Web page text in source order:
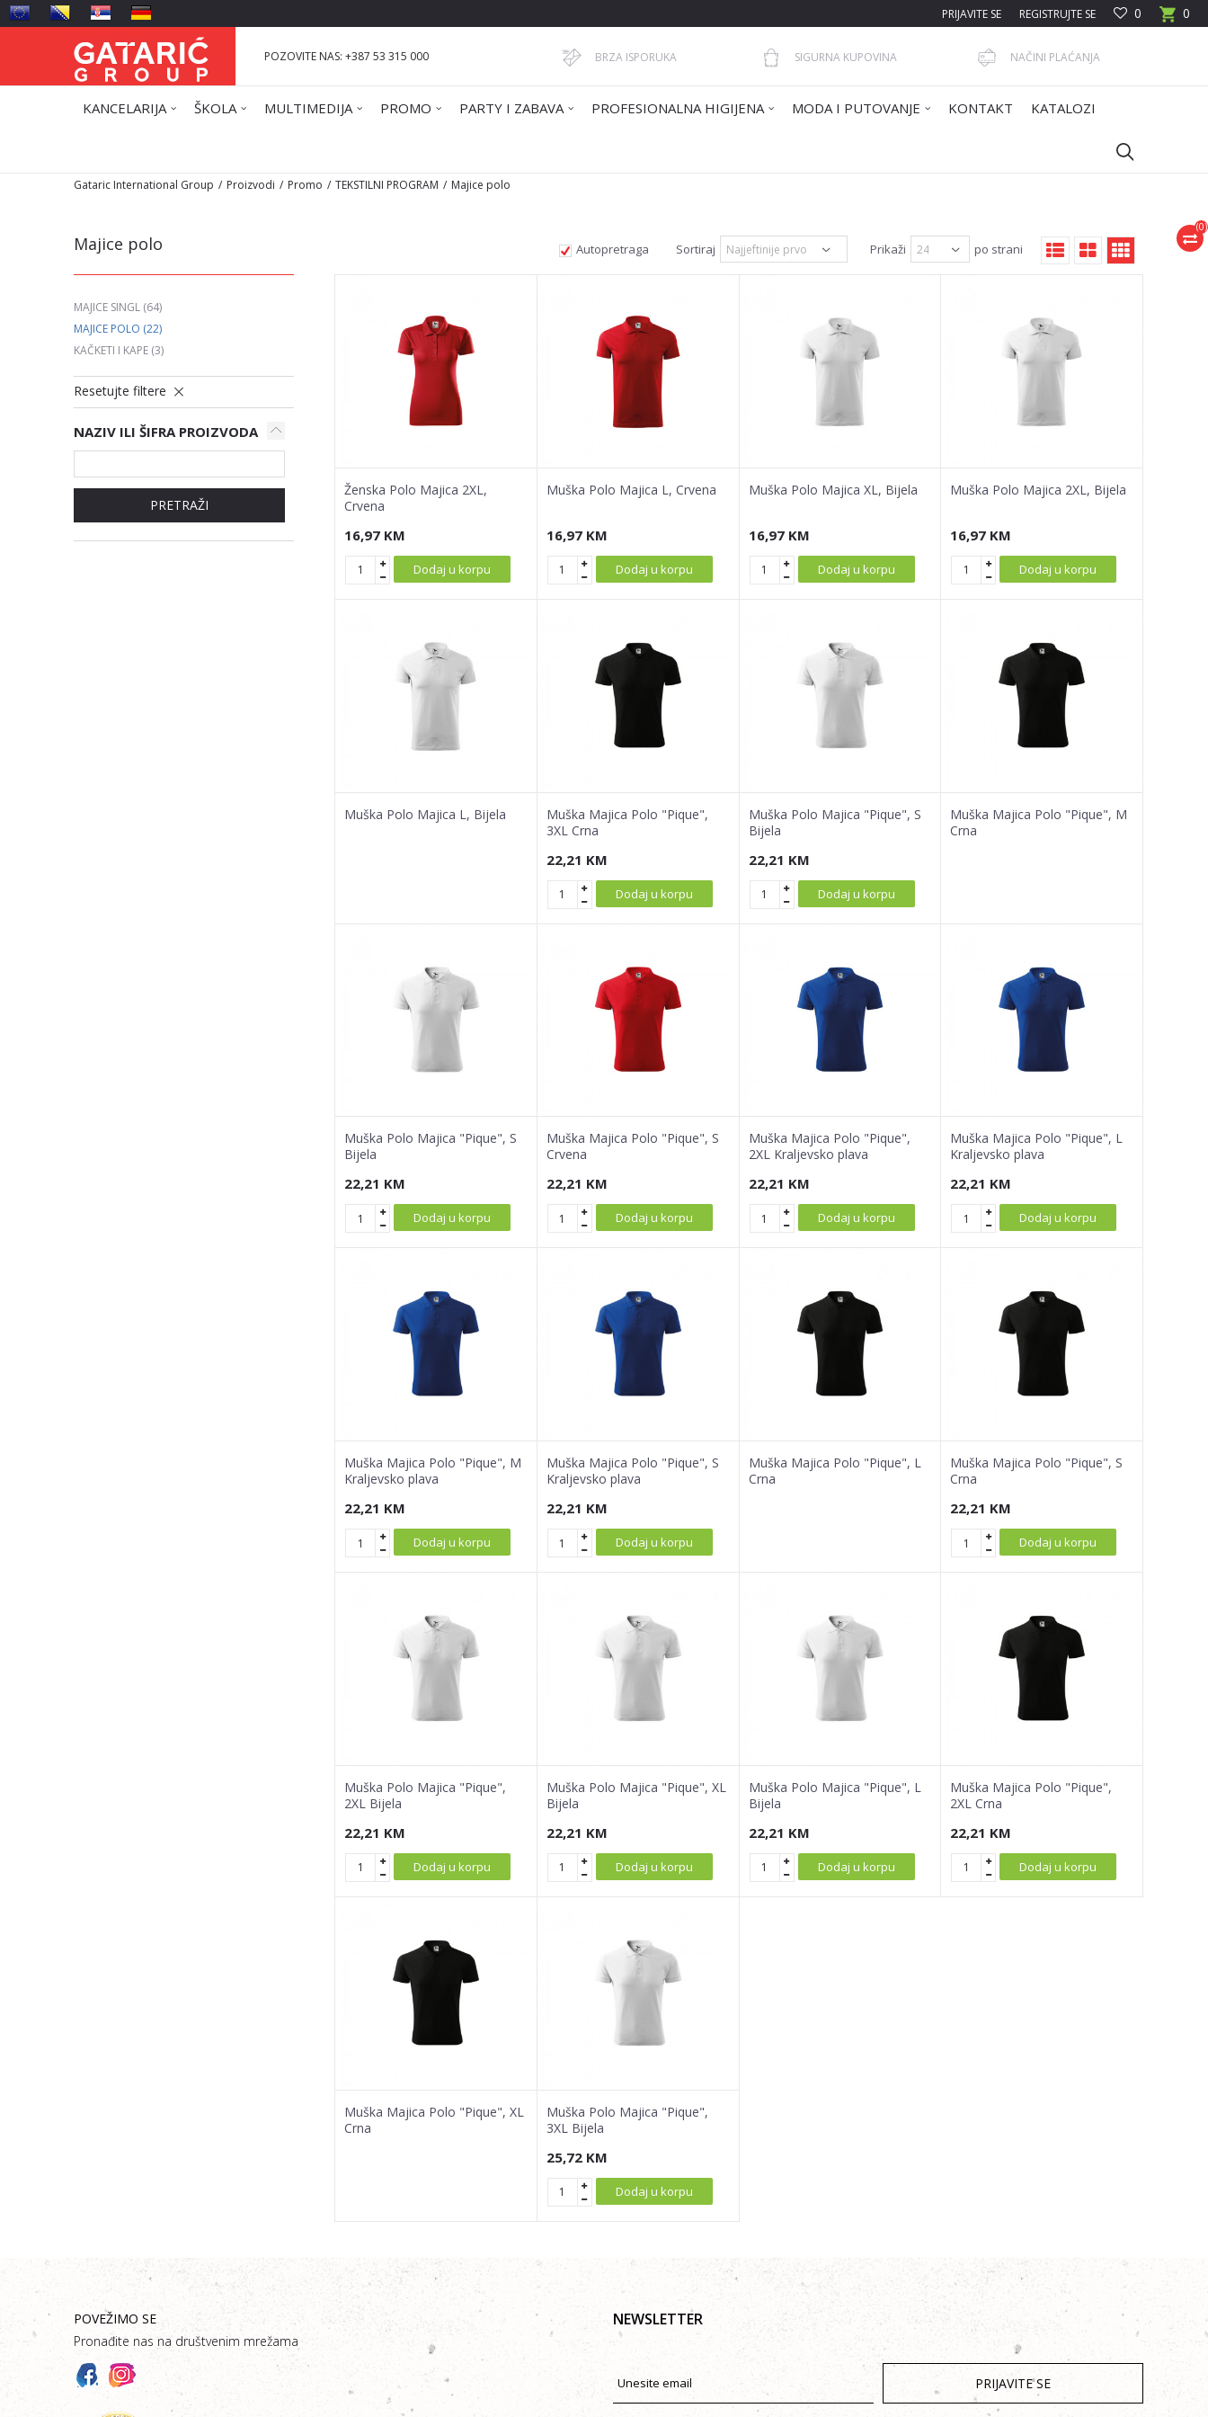
0
0
PRIJAVITE SE REGISTRUJTE SE
POZOVITE NAS: +387 53 315 000 BRZA ISPORUKA SIGURNA KUPOVINA NAČINI PLAĆANJA
KANCELARIJA ŠKOLA MULTIMEDIJA PROMO PARTY I ZABAVA PROFESIONALNA HIGIJENA MODA I PUTOVANJE KONTAKT KATALOZI
(0)
Gataric International Group Proizvodi Promo TEKSTILNI PROGRAM Majice polo
Majice polo Autopretraga Sortiraj Prikaži po strani
MAJICE SINGL (64)
MAJICE POLO (22)
KAČKETI I KAPE (3)
Resetujte filtere
NAZIV ILI ŠIFRA PROIZVODA
PRETRAŽI
Ženska Polo Majica 2XL,
Crvena
16,97 KM
Dodaj u korpu
Muška Polo Majica L, Crvena
16,97 KM
Dodaj u korpu
Muška Polo Majica XL, Bijela
16,97 KM
Dodaj u korpu
Muška Polo Majica 2XL, Bijela
16,97 KM
Dodaj u korpu
Muška Polo Majica L, Bijela
Muška Majica Polo "Pique",
3XL Crna
22,21 KM
Dodaj u korpu
Muška Polo Majica "Pique", S
Bijela
22,21 KM
Dodaj u korpu
Muška Majica Polo "Pique", M
Crna
Muška Polo Majica "Pique", S
Bijela
22,21 KM
Dodaj u korpu
Muška Majica Polo "Pique", S
Crvena
22,21 KM
Dodaj u korpu
Muška Majica Polo "Pique",
2XL Kraljevsko plava
22,21 KM
Dodaj u korpu
Muška Majica Polo "Pique", L
Kraljevsko plava
22,21 KM
Dodaj u korpu
Muška Majica Polo "Pique", M
Kraljevsko plava
22,21 KM
Dodaj u korpu
Muška Majica Polo "Pique", S
Kraljevsko plava
22,21 KM
Dodaj u korpu
Muška Majica Polo "Pique", L
Crna
Muška Majica Polo "Pique", S
Crna
22,21 KM
Dodaj u korpu
Muška Polo Majica "Pique",
2XL Bijela
22,21 KM
Dodaj u korpu
Muška Polo Majica "Pique", XL
Bijela
22,21 KM
Dodaj u korpu
Muška Polo Majica "Pique", L
Bijela
22,21 KM
Dodaj u korpu
Muška Majica Polo "Pique",
2XL Crna
22,21 KM
Dodaj u korpu
Muška Majica Polo "Pique", XL
Crna
Muška Polo Majica "Pique",
3XL Bijela
25,72 KM
Dodaj u korpu
POVEŽIMO SE
Pronađite nas na društvenim mrežama
NEWSLETTER
PRIJAVITE SE